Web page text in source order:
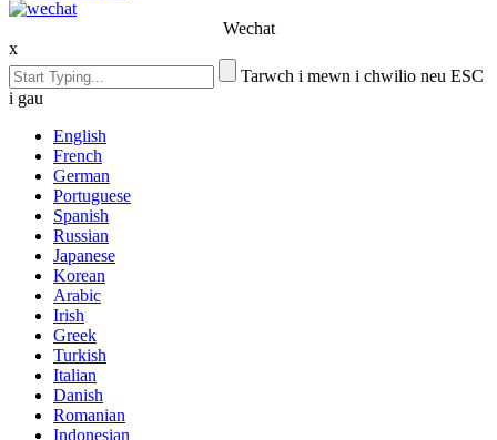
Wechat
x
Tarwch i mewn i chwilio neu ESC
i gau
English
French
German
Portuguese
Spanish
Russian
Japanese
Korean
Arabic
Irish
Greek
Turkish
Italian
Danish
Romanian
Indonesian